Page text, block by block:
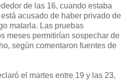
de las 16, cuando estaba
acusado de haber privado de
matarla. Las pruebas
meses permitirían sospechar de
según comentaron fuentes de
el martes entre 19 y las 23,